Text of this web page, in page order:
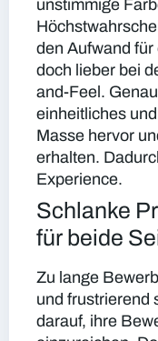
unstimmige
den Aufwand
doch lieber bei
and-Feel.
einheitliches
Masse hervor
erhalten.
Experience.
Schlanke
für beide
Zu lange
und frustrierend
darauf, ihre